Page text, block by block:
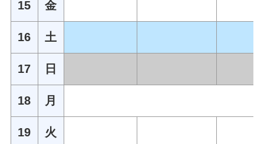
15 金
16 土
17 日
18 月
19 火